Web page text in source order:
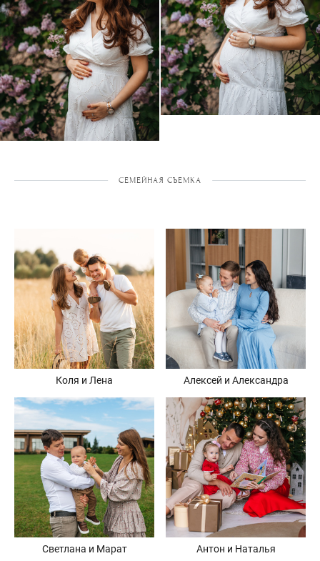
СЕМЕЙНАЯ СЪЕМКА
Коля и Лена Алексей и Александра
Светлана и Марат Антон и Наталья